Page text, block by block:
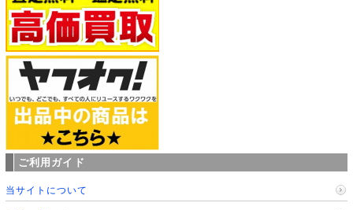
ご利用ガイド
当サイトについて